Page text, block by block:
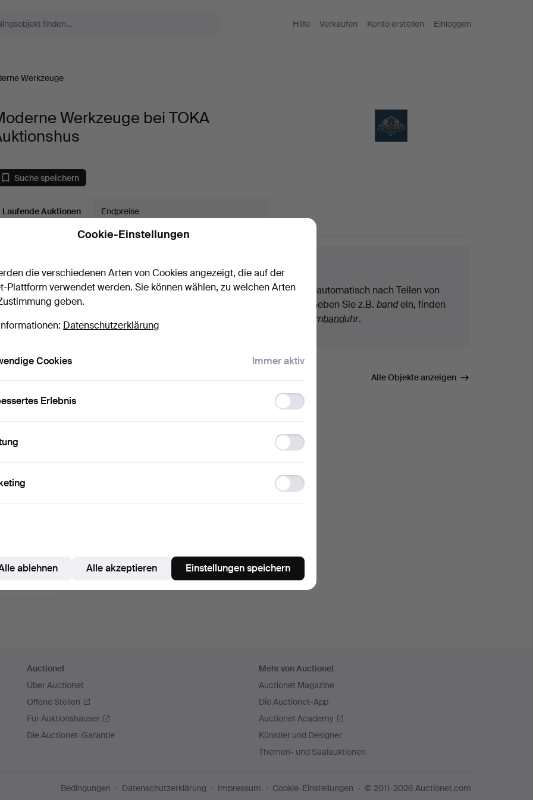
Hilfe Verkaufen Konto erstellen Einloggen
Werkzeuge
Werkzeuge bei TOKA
Suche speichern
Laufende Auktionen
Endpreise
Sie oben auf
ist.
Wir suchen automatisch nach Teilen von
Begriffen. Geben Sie z.B.bandein, finden
Armbanduhr.
die mit Ihrer Suche übereinstimmen. Alle Objekte anzeigen
—
Auctionet
Über Auctionet
Offene Stellen
Für Auktionshäuser
Die Auctionet-Garantie
Mehr von Auctionet
Auctionet Magazine
Die Auctionet-App
Auctionet Academy
Künstler und Designer
Themen- und Saalauktionen
Bedingungen Datenschutzerklärung Impressum Cookie-Einstellungen © 2011-2026 Auctionet.com
Cookie-Einstellungen
die verschiedenen Arten von Cookies angezeigt, die auf der
Plattform verwendet werden. Sie können wählen, zu welchen Arten
geben.
Datenschutzerklärung
Cookies Immer aktiv
Erlebnis
Functionality
storage
Statistics
storage
Ad
storage
ablehnen Alle akzeptieren Einstellungen speichern